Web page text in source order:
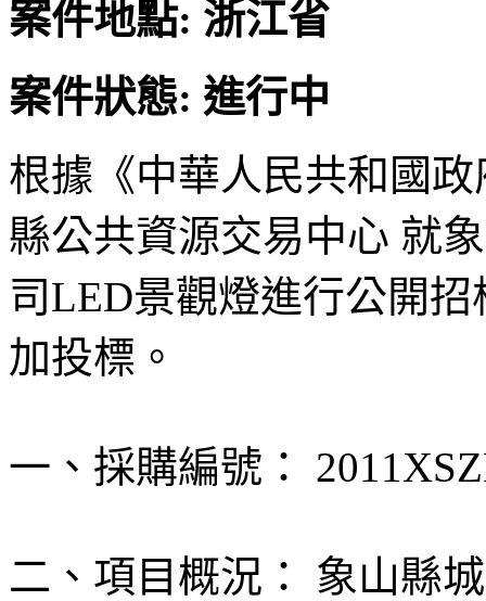
案件地點: 浙江省
案件狀態: 進行中
根據《中華人民共和國
縣公共資源交易中心 就
司LED景觀燈進行公開
加投標。
一、採購編號：
二、項目概況： 象山縣